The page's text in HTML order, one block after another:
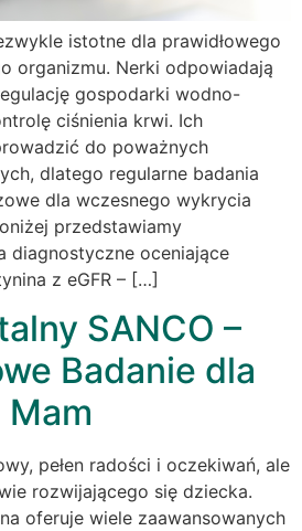
istotne dla prawidłowego
organizmu. Nerki odpowiadają
gospodarki wodno-
ciśnienia krwi. Ich
do poważnych
dlatego regularne badania
dla wczesnego wykrycia
przedstawiamy
diagnostyczne oceniające
z eGFR – […]
SANCO –
Badanie dla
Mam
pełen radości i oczekiwań, ale
rozwijającego się dziecka.
oferuje wiele zaawansowanych